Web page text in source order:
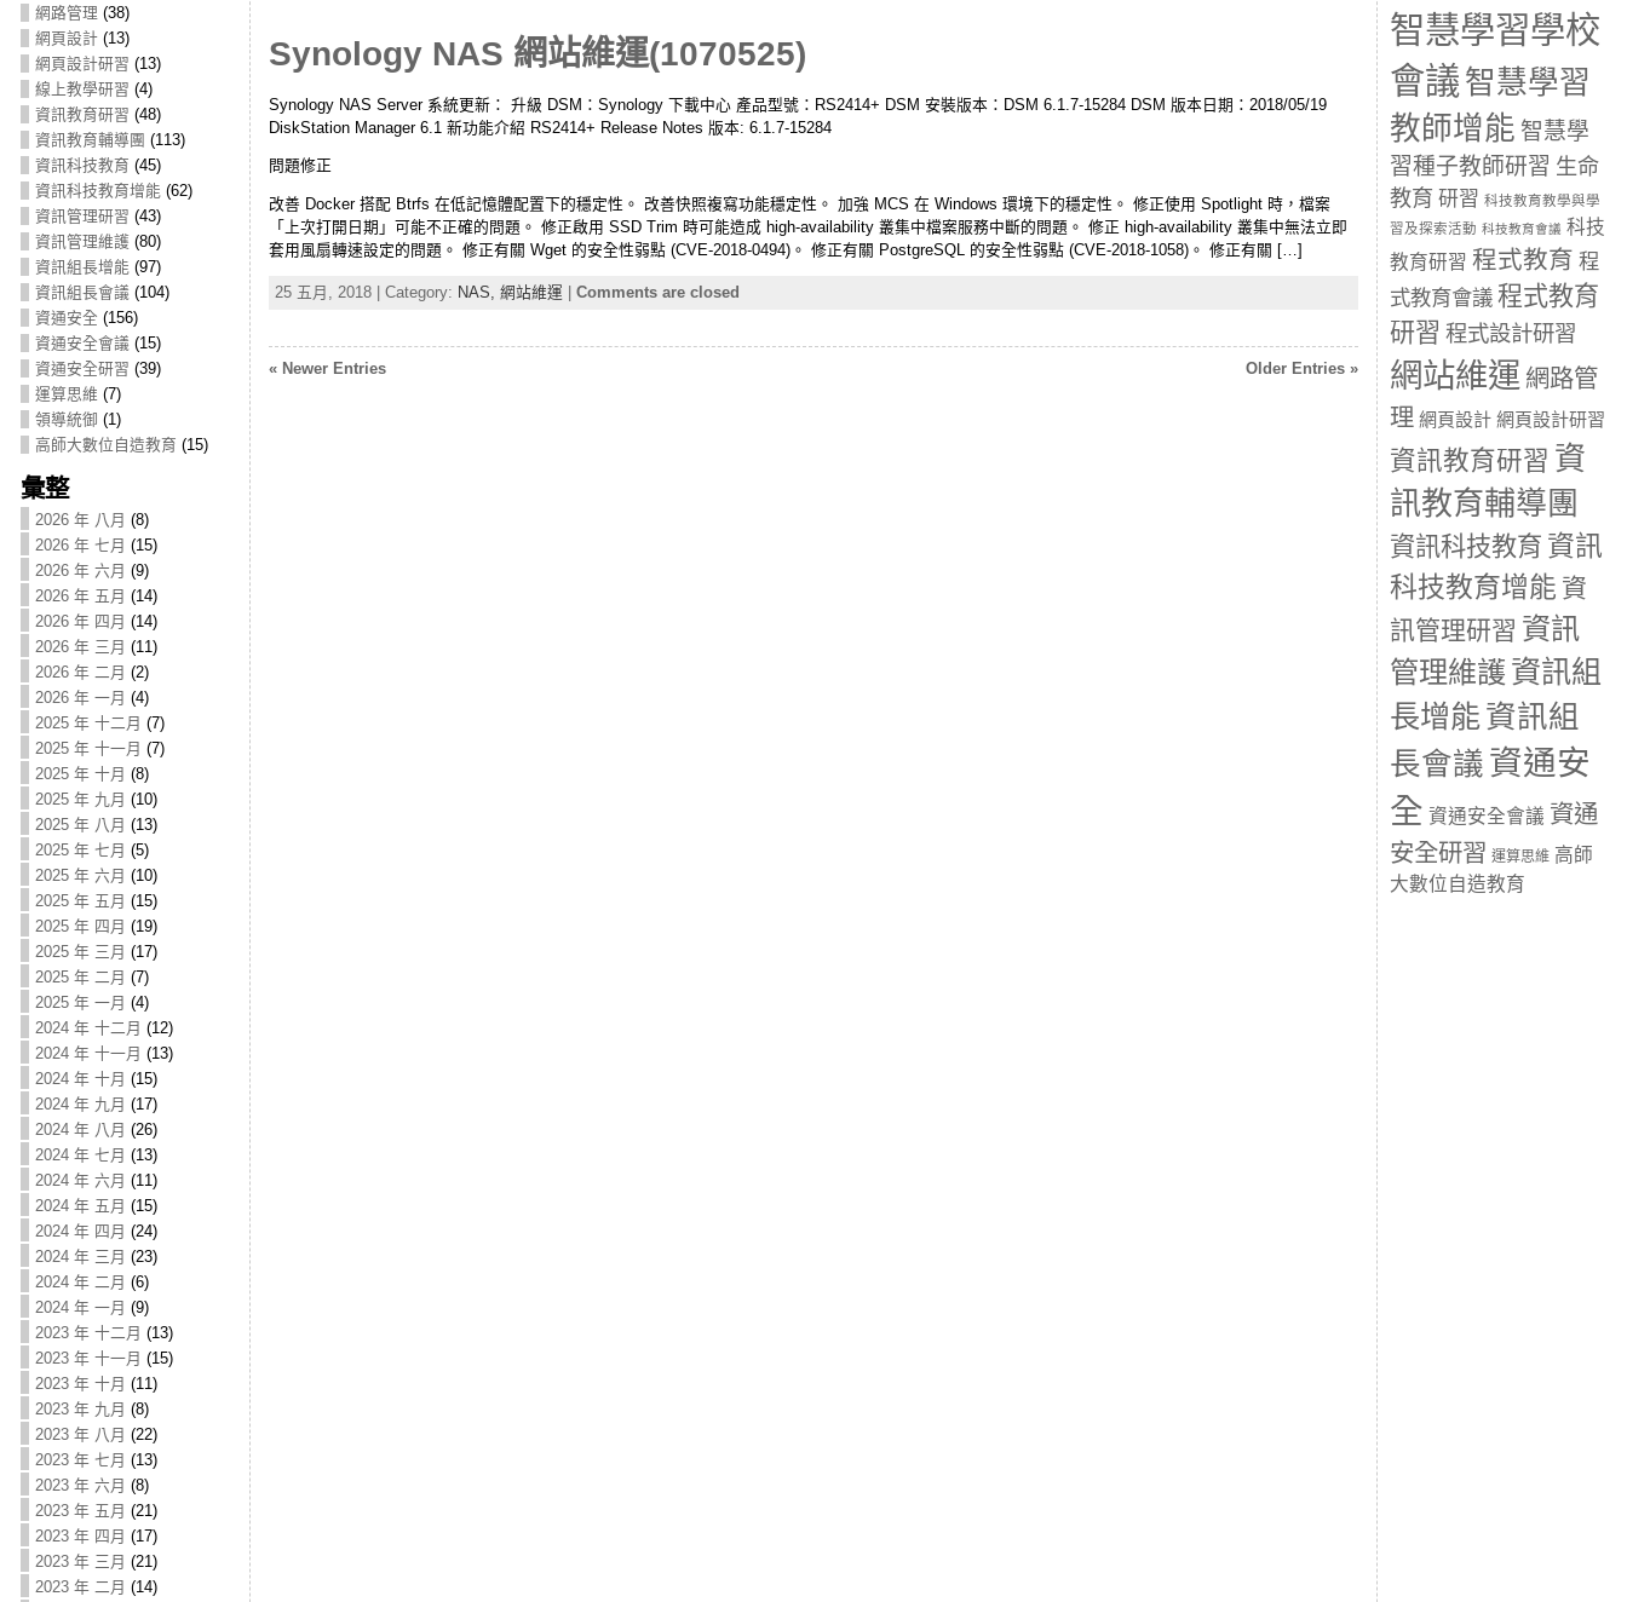
網路管理 (38)
網頁設計(13)
網頁設計研習 (13)
線上教學研習 (4)
資訊教育研習 (48)
資訊教育輔導團 (113)
資訊科技教育 (45)
資訊科技教育增能(62)
資訊管理研習 (43)
資訊管理維護(80)
資訊組長增能(97)
資訊組長會議 (104)
資通安全 (156)
資通安全會議 (15)
資通安全研習 (39)
運算思維 (7)
領導統御 (1)
高師大數位自造教育 (15)
彙整
2026 年 八月 (8)
2026 年 七月 (15)
2026 年 六月 (9)
2026 年 五月 (14)
2026 年 四月 (14)
2026 年 三月 (11)
2026 年 二月 (2)
2026 年 一月 (4)
2025 年 十二月 (7)
2025 年 十一月 (7)
2025 年 十月 (8)
2025 年 九月 (10)
2025 年 八月 (13)
2025 年 七月 (5)
2025 年 六月 (10)
2025 年 五月 (15)
2025 年 四月 (19)
2025 年 三月 (17)
2025 年 二月 (7)
2025 年 一月 (4)
2024 年 十二月 (12)
2024 年 十一月 (13)
2024 年 十月 (15)
2024 年 九月 (17)
2024 年 八月 (26)
2024 年 七月 (13)
2024 年 六月 (11)
2024 年 五月 (15)
2024 年 四月 (24)
2024 年 三月 (23)
2024 年 二月 (6)
2024 年 一月 (9)
2023 年 十二月 (13)
2023 年 十一月 (15)
2023 年 十月 (11)
2023 年 九月 (8)
2023 年 八月 (22)
2023 年 七月 (13)
2023 年 六月 (8)
2023 年 五月 (21)
2023 年 四月 (17)
2023 年 三月 (21)
2023 年 二月 (14)
Synology NAS 網站維運(1070525)
Synology NAS Server 系統更新： 升級 DSM：Synology 下載中心 產品型號：RS2414+ DSM 安裝版本：DSM 6.1.7-15284 DSM 版本日期：2018/05/19
DiskStation Manager 6.1 新功能介紹 RS2414+ Release Notes 版本: 6.1.7-15284
問題修正
改善 Docker 搭配 Btrfs 在低記憶體配置下的穩定性。 改善快照複寫功能穩定性。 加強 MCS 在 Windows 環境下的穩定性。 修正使用 Spotlight 時，檔案
「上次打開日期」可能不正確的問題。 修正啟用 SSD Trim 時可能造成 high-availability 叢集中檔案服務中斷的問題。 修正 high-availability 叢集中無法立即
套用風扇轉速設定的問題。 修正有關 Wget 的安全性弱點 (CVE-2018-0494)。 修正有關 PostgreSQL 的安全性弱點 (CVE-2018-1058)。 修正有關 […]
25 五月, 2018 | Category: NAS, 網站維運 Comments are closed
« Newer Entries Older Entries »
智慧學習學校
會議 智慧學習
教師增能 智慧學
習種子教師研習 生命
教育 研習 科技教育教學與學
習及探索活動 科技教育會議 科技
教育研習 程式教育 程
式教育會議 程式教育
研習 程式設計研習
網站維運 網路管
理 網頁設計 網頁設計研習
資訊教育研習 資
訊教育輔導團
資訊科技教育 資訊
科技教育增能 資
訊管理研習 資訊
管理維護 資訊組
長增能資訊組
長會議 資通安
全 資通安全會議 資通
安全研習 運算思維 高師
大數位自造教育